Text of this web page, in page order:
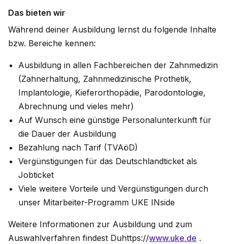
Das bieten wir
Während deiner Ausbildung lernst du folgende Inhalte
bzw. Bereiche kennen:
Ausbildung in allen Fachbereichen der Zahnmedizin
(Zahnerhaltung, Zahnmedizinische Prothetik,
Implantologie, Kieferorthopädie, Parodontologie,
Abrechnung und vieles mehr)
Auf Wunsch eine günstige Personalunterkunft für
die Dauer der Ausbildung
Bezahlung nach Tarif (TVAöD)
Vergünstigungen für das Deutschlandticket als
Jobticket
Viele weitere Vorteile und Vergünstigungen durch
unser Mitarbeiter-Programm UKE INside
Weitere Informationen zur Ausbildung und zum
Auswahlverfahren findest Duhttps://www.uke.de .